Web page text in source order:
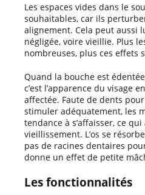
Les espaces vides dans le
souhaitables, car ils
alignement. Cela peut aussi
négligée, voire vieillie. Plus
nombreuses, plus ces effets
Quand la bouche est
c’est l’apparence du visage
affectée. Faute de dents
stimuler adéquatement, les
tendance à s’affaisser, ce
vieillissement. L’os se
pas de racines dentaires
donne un effet de petite
Les fonctionnalités